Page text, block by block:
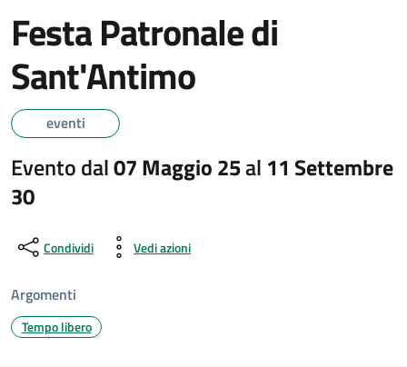
Festa Patronale di
Sant'Antimo
eventi
Evento dal07 Maggio 25al 11 Settembre
30
Condividi Vedi azioni
Argomenti
Tempo libero